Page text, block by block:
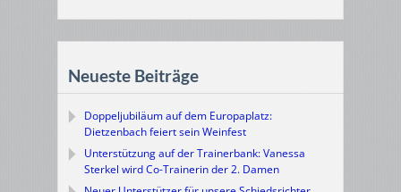
Neueste Beiträge
Doppeljubiläum auf dem Europaplatz:
Dietzenbach feiert sein Weinfest
Unterstützung auf der Trainerbank: Vanessa
Sterkel wird Co-Trainerin der 2. Damen